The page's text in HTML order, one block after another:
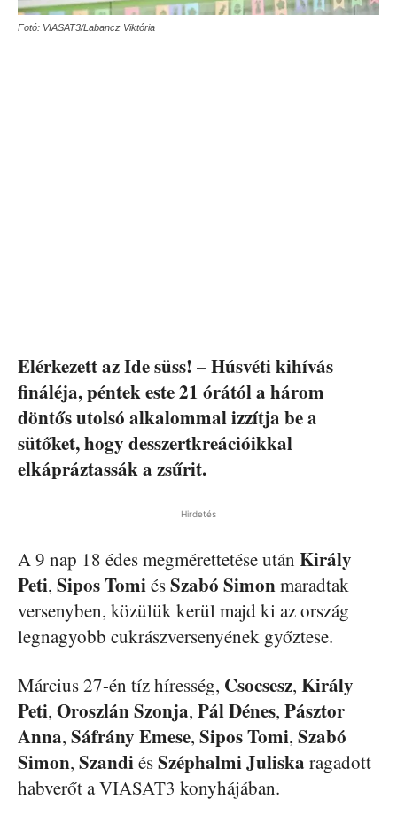
Fotó: VIASAT3/Labancz Viktória
Elérkezett az Ide süss! – Húsvéti kihívás
fináléja, péntek este 21 órától a három
döntős utolsó alkalommal izzítja be a
sütőket, hogy desszertkreációikkal
elkápráztassák a zsűrit.
Hirdetés
A 9 nap 18 édes megmérettetése után Király
Peti, Sipos TomiésSzabó Simonmaradtak
versenyben, közülük kerül majd ki az ország
legnagyobb cukrászversenyének győztese.
Március 27-én tíz híresség, Csocsesz, Király
Peti, Oroszlán Szonja, Pál Dénes, Pásztor
Anna, Sáfrány Emese, Sipos Tomi, Szabó
Simon, SzandiésSzéphalmi Juliska ragadott
habverőt a VIASAT3 konyhájában.